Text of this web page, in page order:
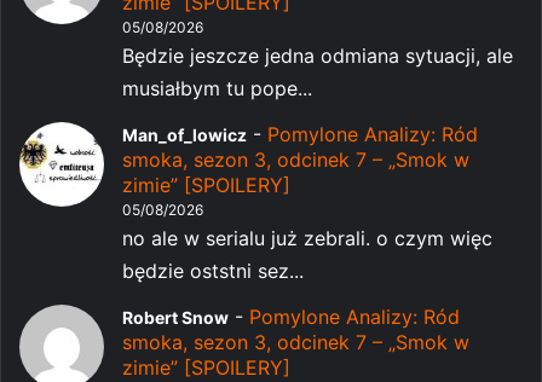
05/08/2026
Będzie jeszcze jedna odmiana sytuacji, ale
musiałbym tu pope...
Man_of_lowicz - Pomylone Analizy: Ród
smoka, sezon 3, odcinek 7 – „Smok w
zimie” [SPOILERY]
05/08/2026
no ale w serialu już zebrali. o czym więc
będzie oststni sez...
Robert Snow - Pomylone Analizy: Ród
smoka, sezon 3, odcinek 7 – „Smok w
zimie” [SPOILERY]